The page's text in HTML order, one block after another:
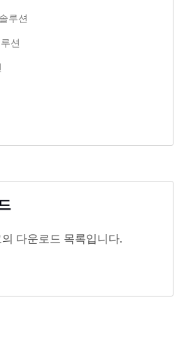
루션
션
다운로드 목록입니다.